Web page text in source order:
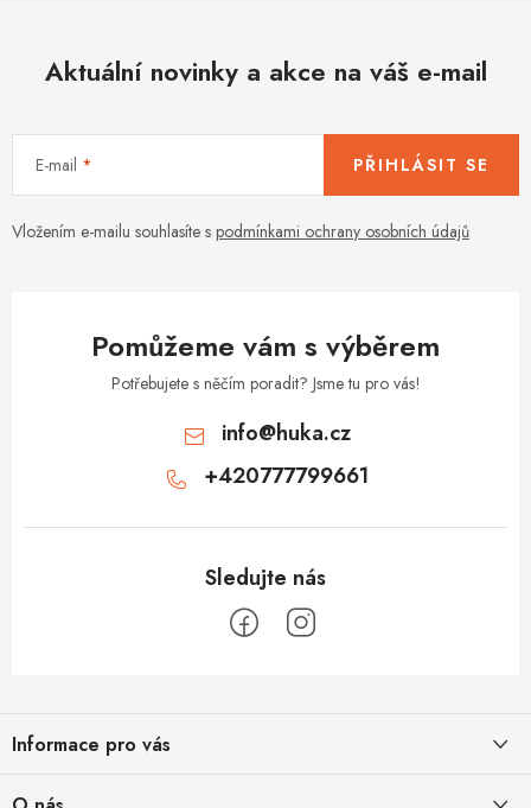
Aktuální novinky a akce na váš e-mail
E-mail
Vložením e-mailu souhlasíte s podmínkami ochrany osobních údajů
PŘIHLÁSIT SE
Pomůžeme vám s výběrem
Potřebujete s něčím poradit? Jsme tu pro vás!
info@huka.cz
+420777799661
pInformace pro vás